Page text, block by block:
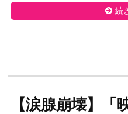
続
【涙腺崩壊】「